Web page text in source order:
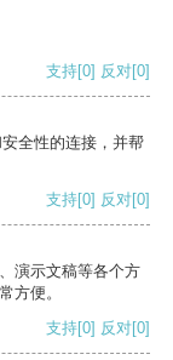
支持[0] 反对[0]
全性的连接，并帮
支持[0] 反对[0]
演示文稿等各个方
方便。
支持[0] 反对[0]